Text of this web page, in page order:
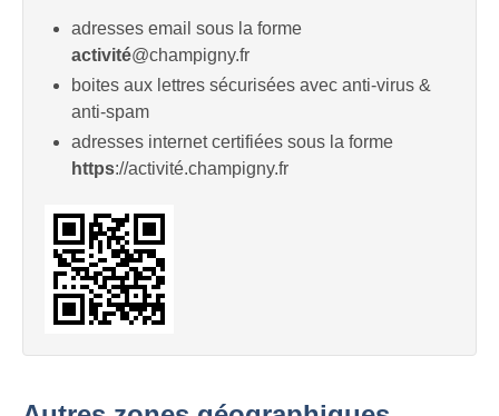
adresses email sous la forme
activité@champigny.fr
boites aux lettres sécurisées avec anti-virus &
anti-spam
adresses internet certifiées sous la forme
https://activité.champigny.fr